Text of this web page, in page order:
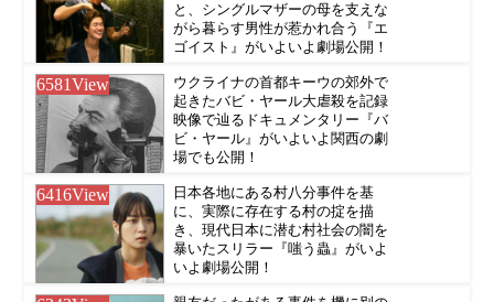
と、シングルマザーの母を支えな
がら暮らす男性が惹かれ合う『エ
ゴイスト』がいよいよ劇場公開！
6581View
ウクライナの首都キーウの郊外で
起きたバビ・ヤール大虐殺を記録
映像で辿るドキュメンタリー『バ
ビ・ヤール』がいよいよ関西の劇
場でも公開！
6416View
日本各地にある村八分事件を基
に、実際に存在する村の掟を描
き、現代日本に潜む村社会の闇を
暴いたスリラー『嗤う蟲』がいよ
いよ劇場公開！